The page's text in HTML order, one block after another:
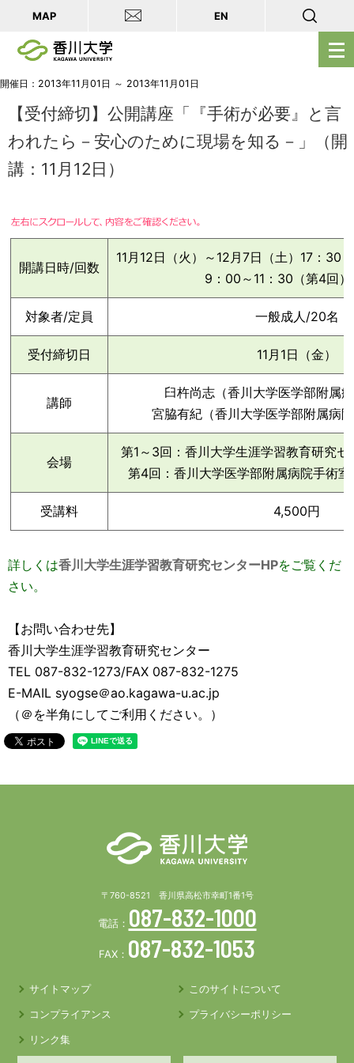
メ
ニ
ー
開
MAP EN
開催日：2013年11月01日 ～ 2013年11月01日
【受付締切】公開講座「『手術が必要』と言
われたら－安心のために現場を知る－」（開
講：11月12日）
開講日時/回数
11月12日（火）～12月7日（土）17：30
9：00～11：30（第4回
対象者/定員 一般成人/20名
受付締切日 11月1日（金）
講師
臼杵尚志（香川大学医学部附属
宮脇有紀（香川大学医学部附属病
会場
第1～3回：香川大学生涯学習教育研究セ
第4回：香川大学医学部附属病院手術室
受講料 4,500円
詳しくは香川大学生涯学習教育研究センターHPをご覧くだ
さい。
【お問い合わせ先】
香川大学生涯学習教育研究センター
TEL 087-832-1273/FAX 087-832-1275
E-MAIL syogse＠ao.kagawa-u.ac.jp
（＠を半角にしてご利用ください。）
〒760-8521 香川県高松市幸町1番1号
電話： 087-832-1000
FAX： 087-832-1053
サイトマップ
このサイトについて
コンプライアンス
プライバシーポリシー
リンク集